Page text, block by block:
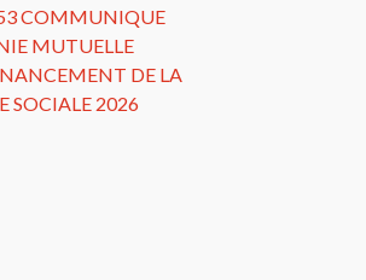
COMMUNIQUE
MUTUELLE
DE LA
SOCIALE 2026